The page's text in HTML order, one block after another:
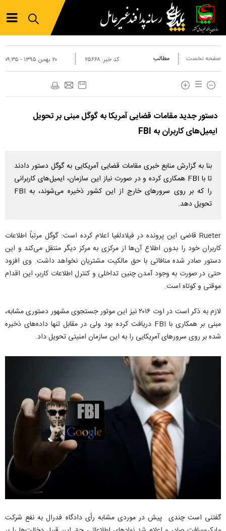
صفحه نخست مطالب ۲۰ بهمن ۱۳۹۵ - ۰۹:۳۵ کد خبر: ۲۵۶۶۸
دستور جدید مقامات قضایی آمریکا به گوگل مبنی بر تحویل
ایمیل‌های کاربران به FBI
بنا به گزارش منابع خبری مقامات قضایی آمریکایی به گوگل دستور دادند
تا با FBI همکاری کرده و در صورت نیاز این سازمان، ایمیل‌های کاربرانی
را که بر روی سرورهای خارج از این کشور ذخیره می‌شوند، به FBI
تحویل دهد.
Rueter قاضی این پرونده در فیلادلفیا اعلام کرده است: گوگل مرتباً اطلاعات
کاربران خود را بدون اطلاع آن‌ها از مرکزی به مرکز دیگر منتقل می‌کند و این
دستور صادر شده منافاتی با حق مالکیت مشتریان نخواهد داشت. وی افزود
حتی در صورت به وجود آمدن چنین تداخلی و کنترل اطلاعات کاربر، این اقدام
موقتی و کوتاه است.
لازم به ذکر است در اوت ۲۰۱۶ نیز این موتور جستجوی مشهور دستوری مشابه،
مبنی بر همکاری با FBI دریافت کرده بود ولی در مقابل تنها داده‌های ذخیره
شده بر روی سرورهای آمریکایی را به این سازمان امنیتی تحویل داد.
گفتنی است چندی پیش در موردی مشابه رأی دادگاه فدرال به نفع شرکت